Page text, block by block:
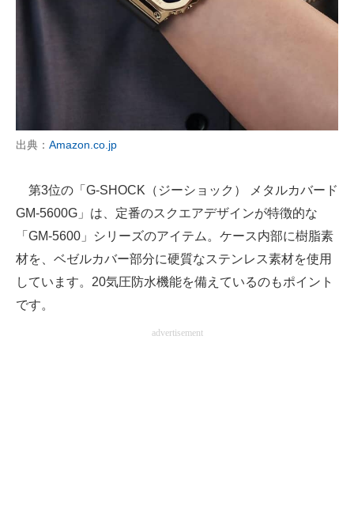
出典： Amazon.co.jp
第3位の「G-SHOCK（ジーショック） メタルカバード
GM-5600G」は、定番のスクエアデザインが特徴的な
「GM-5600」シリーズのアイテム。ケース内部に樹脂素
材を、ベゼルカバー部分に硬質なステンレス素材を使用
しています。20気圧防水機能を備えているのもポイント
です。
advertisement